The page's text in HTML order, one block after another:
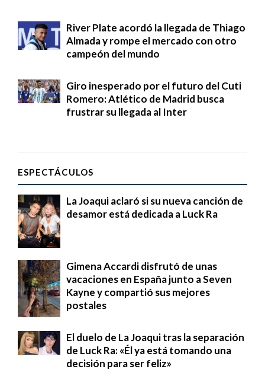
River Plate acordó la llegada de Thiago
Almada y rompe el mercado con otro
campeón del mundo
Giro inesperado por el futuro del Cuti
Romero: Atlético de Madrid busca
frustrar su llegada al Inter
ESPECTÁCULOS
La Joaqui aclaró si su nueva canción de
desamor está dedicada a Luck Ra
Gimena Accardi disfrutó de unas
vacaciones en España junto a Seven
Kayne y compartió sus mejores
postales
El duelo de La Joaqui tras la separación
de Luck Ra: «Él ya está tomando una
decisión para ser feliz»